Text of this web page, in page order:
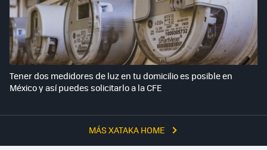
MÁS XATAKA HOME
Tener dos medidores de luz en tu domicilio es posible en
México y así puedes solicitarlo a la CFE